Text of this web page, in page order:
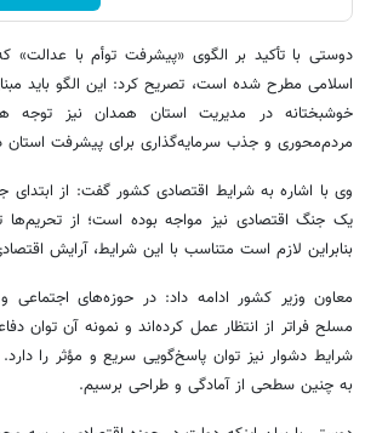
دوستی با تأکید بر الگوی «پیشرفت توأم با عدالت»
اسلامی مطرح شده است، تصریح کرد: این الگو باید
خوشبختانه در مدیریت استان همدان نیز توجه
مردم‌محوری و جذب سرمایه‌گذاری برای پیشرفت
وی با اشاره به شرایط اقتصادی کشور گفت: از ابتدای
یک جنگ اقتصادی نیز مواجه بوده است؛ از تحریم‌ها
بنابراین لازم است متناسب با این شرایط، آرایش
معاون وزیر کشور ادامه داد: در حوزه‌های اجتماعی
مسلح فراتر از انتظار عمل کرده‌اند و نمونه آن توان
شرایط دشوار نیز توان پاسخ‌گویی سریع و مؤثر را
به چنین سطحی از آمادگی و طراحی برسیم.